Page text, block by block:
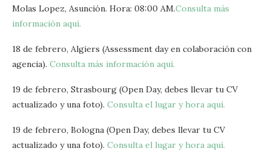
Molas Lopez, Asunción. Hora: 08:00 AM.Consulta más
información aquí.
18 de febrero, Algiers (Assessment day en colaboración con
agencia). Consulta más información aquí.
19 de febrero, Strasbourg (Open Day, debes llevar tu CV
actualizado y una foto). Consulta el lugar y hora aquí.
19 de febrero, Bologna (Open Day, debes llevar tu CV
actualizado y una foto). Consulta el lugar y hora aquí.